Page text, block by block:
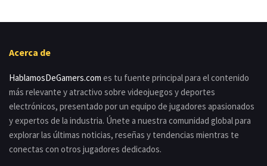
Acerca de
HablamosDeGamers.com es tu fuente principal para el contenido
más relevante y atractivo sobre videojuegos y deportes
electrónicos, presentado por un equipo de jugadores apasionados
y expertos de la industria. Únete a nuestra comunidad global para
explorar las últimas noticias, reseñas y tendencias mientras te
conectas con otros jugadores dedicados.